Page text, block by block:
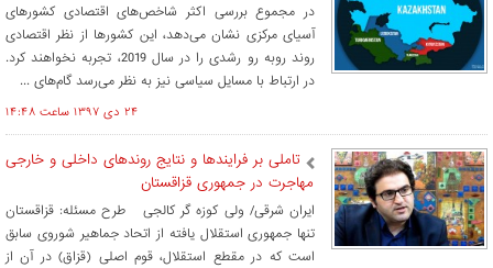
در مجموع بررسی اکثر شاخص‌های اقتصادی کشورهای
آسیای مرکزی نشان می‌دهد، این کشورها از نظر اقتصادی
روند رو‌به رو رشدی را در سال 2019، تجربه نخواهند کرد.
در ارتباط با مسایل سیاسی نیز به نظر می‌رسد گام‌های ...
۲۴ دی ۱۳۹۷ ساعت ۱۴:۴۸
تاملی بر فرایندها و نتایج روندهای داخلی و خارجی
مهاجرت در جمهوری قزاقستان
ایران شرقی/ ولی کوزه گر کالجی طرح مسئله: قزاقستان
تنها جمهوری استقلال یافته از اتحاد جماهیر شوروی سابق
است که در مقطع استقلال، قوم اصلی (قزاق) در آن از